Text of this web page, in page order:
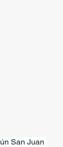
San Juan